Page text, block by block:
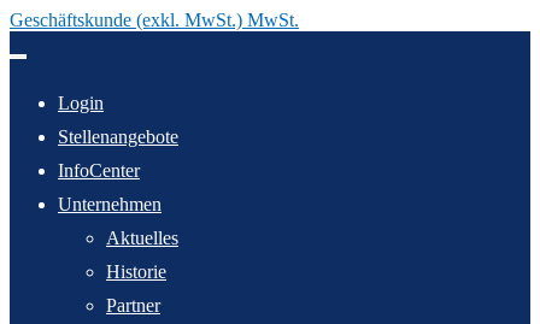
Geschäftskunde (exkl. MwSt.) MwSt.
Inhalt
Login
Stellenangebote
InfoCenter
Unternehmen
Aktuelles
Historie
Partner